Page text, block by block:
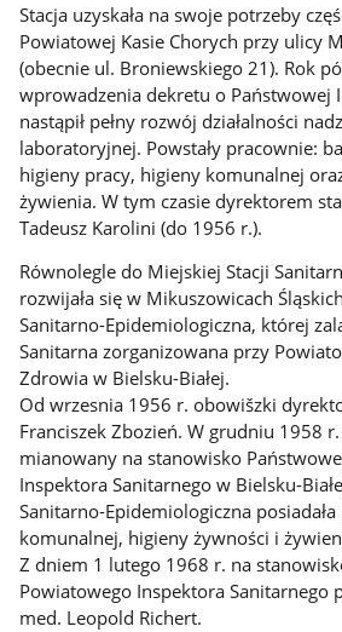
Stacja uzyskała na swoje potrzeby
Powiatowej Kasie Chorych przy ulicy
(obecnie ul. Broniewskiego 21). Rok
wprowadzenia dekretu o Państwowej
nastąpił pełny rozwój działalności
laboratoryjnej. Powstały pracownie:
higieny pracy, higieny komunalnej
żywienia. W tym czasie dyrektorem
Tadeusz Karolini (do 1956 r.).
Równolegle do Miejskiej Stacji
rozwijała się w Mikuszowicach
Sanitarno-Epidemiologiczna, której
Sanitarna zorganizowana przy
Zdrowia w Bielsku-Białej.
Od wrzesnia 1956 r. obowišzki
Franciszek Zbozień. W grudniu 1958 r.
mianowany na stanowisko
Inspektora Sanitarnego w Bielsku-
Sanitarno-Epidemiologiczna
komunalnej, higieny żywności i
Z dniem 1 lutego 1968 r. na
Powiatowego Inspektora Sanitarnego
med. Leopold Richert.